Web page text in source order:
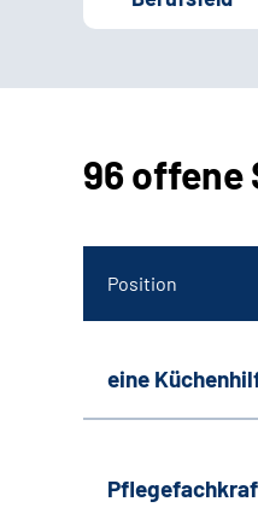
96 offene
Position
eine